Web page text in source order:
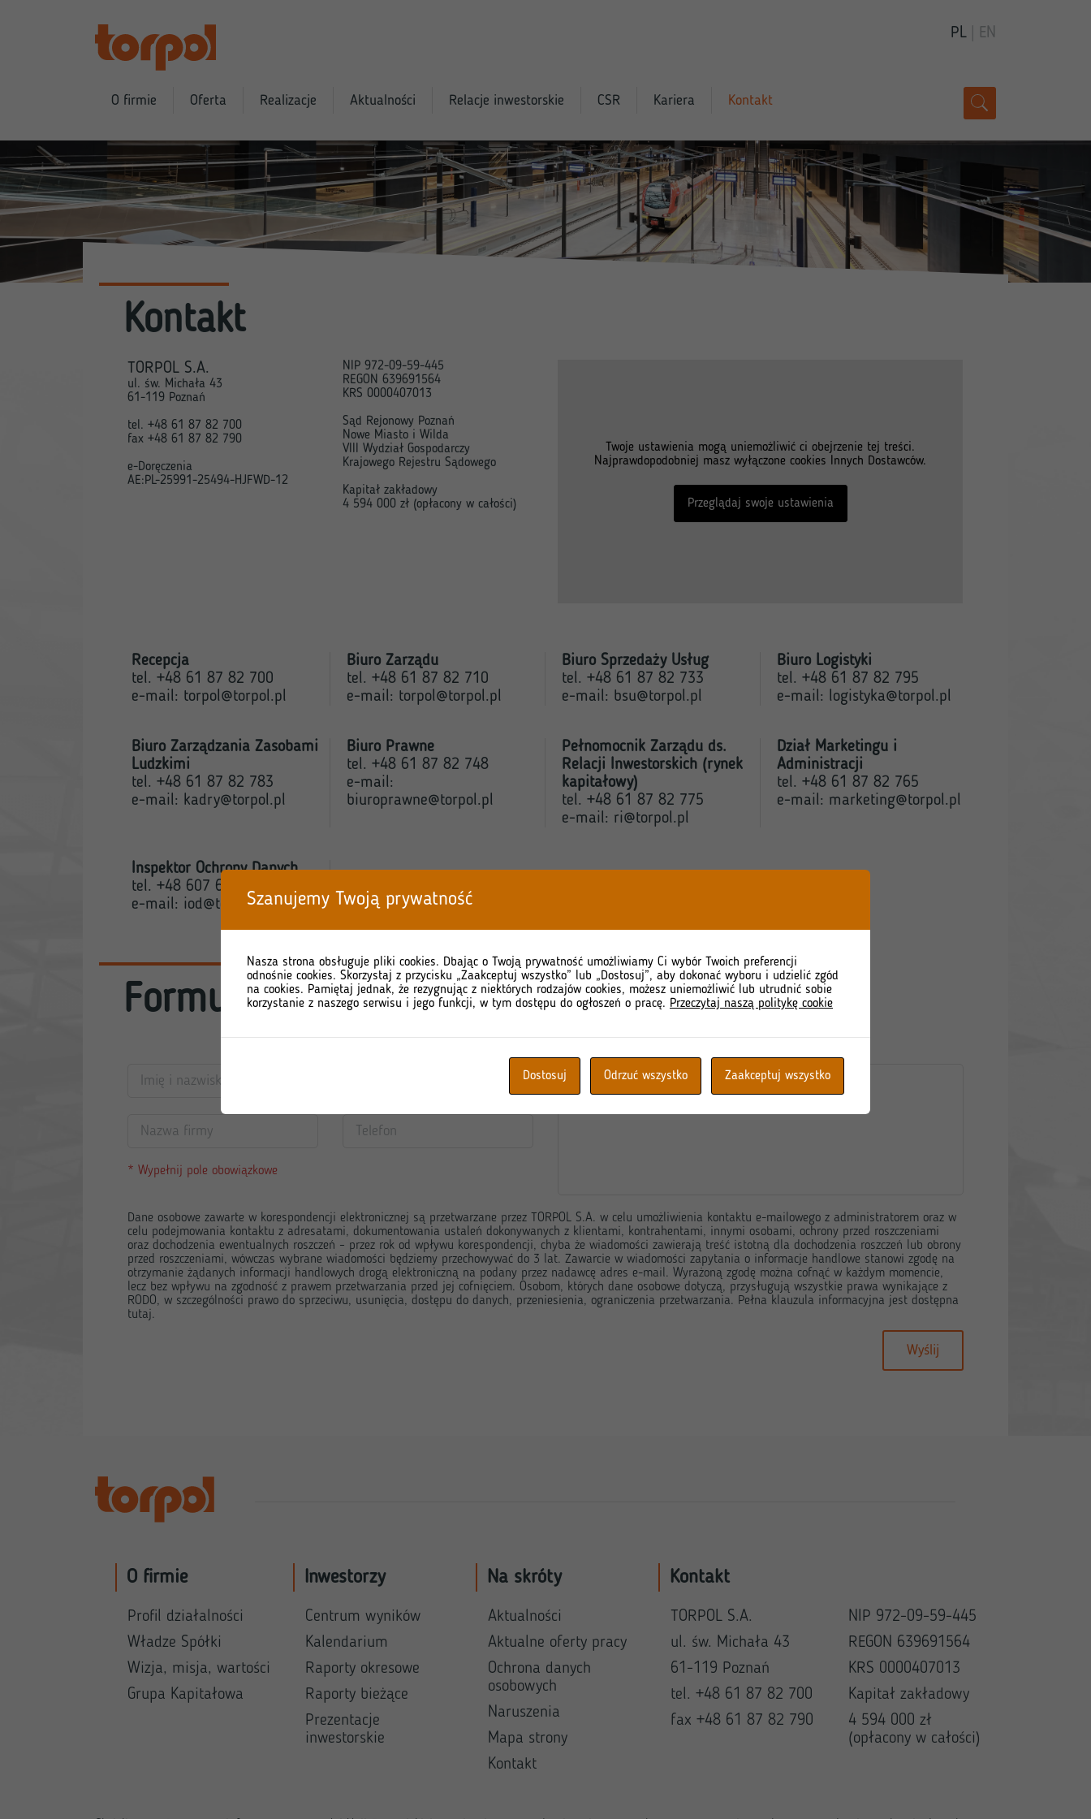
PL EN
O firmie Oferta Realizacje Aktualności Relacje inwestorskie CSR Kariera Kontakt
Kontakt
TORPOL S.A.
ul. św. Michała 43
61-119 Poznań
tel. +48 61 87 82 700
fax +48 61 87 82 790
e-Doręczenia
AE:PL-25991-25494-HJFWD-12
NIP 972-09-59-445
REGON 639691564
KRS 0000407013
Sąd Rejonowy Poznań
Nowe Miasto i Wilda
VIII Wydział Gospodarczy
Krajowego Rejestru Sądowego
Kapitał zakładowy
4 594 000 zł (opłacony w całości)
Twoje ustawienia mogą uniemożliwić ci obejrzenie tej treści.
Najprawdopodobniej masz wyłączone cookies Innych Dostawców.
Przeglądaj swoje ustawienia
Recepcja
tel. +48 61 87 82 700
e-mail: torpol@torpol.pl
Biuro Zarządu
tel. +48 61 87 82 710
e-mail: torpol@torpol.pl
Biuro Sprzedaży Usług
tel. +48 61 87 82 733
e-mail: bsu@torpol.pl
Biuro Logistyki
tel. +48 61 87 82 795
e-mail: logistyka@torpol.pl
Biuro Zarządzania Zasobami
Ludzkimi
tel. +48 61 87 82 783
e-mail: kadry@torpol.pl
Biuro Prawne
tel. +48 61 87 82 748
e-mail:
biuroprawne@torpol.pl
Pełnomocnik Zarządu ds.
Relacji Inwestorskich (rynek
kapitałowy)
tel. +48 61 87 82 775
e-mail: ri@torpol.pl
Dział Marketingu i
Administracji
tel. +48 61 87 82 765
e-mail: marketing@torpol.pl
Inspektor Ochrony Danych
tel. +48 607 617 654
e-mail: iod@torpol.pl
Formularz kontaktowy
* Wypełnij pole obowiązkowe
Dane osobowe zawarte w korespondencji elektronicznej są przetwarzane przez TORPOL S.A. w celu umożliwienia kontaktu e-mailowego z administratorem oraz w
celu podejmowania kontaktu z adresatami, dokumentowania ustaleń dokonywanych z klientami, kontrahentami, innymi osobami, ochrony przed roszczeniami
oraz dochodzenia ewentualnych roszczeń – przez rok od wpływu korespondencji, chyba że wiadomości zawierają treść istotną dla dochodzenia roszczeń lub obrony
przed roszczeniami, wówczas wybrane wiadomości będziemy przechowywać do 3 lat. Zawarcie w wiadomości zapytania o informacje handlowe stanowi zgodę na
otrzymanie żądanych informacji handlowych drogą elektroniczną na podany przez nadawcę adres e-mail. Wyrażoną zgodę można cofnąć w każdym momencie,
lecz bez wpływu na zgodność z prawem przetwarzania przed jej cofnięciem. Osobom, których dane osobowe dotyczą, przysługują wszystkie prawa wynikające z
RODO, w szczególności prawo do sprzeciwu, usunięcia, dostępu do danych, przeniesienia, ograniczenia przetwarzania. Pełna klauzula informacyjna jest dostępna
tutaj.
Wyślij
O firmie
Profil działalności
Władze Spółki
Wizja, misja, wartości
Grupa Kapitałowa
Inwestorzy
Centrum wyników
Kalendarium
Raporty okresowe
Raporty bieżące
Prezentacje
inwestorskie
Na skróty
Aktualności
Aktualne oferty pracy
Ochrona danych
osobowych
Naruszenia
Mapa strony
Kontakt
Kontakt
TORPOL S.A.
ul. św. Michała 43
61-119 Poznań
tel. +48 61 87 82 700
fax +48 61 87 82 790
NIP 972-09-59-445
REGON 639691564
KRS 0000407013
Kapitał zakładowy
4 594 000 zł
(opłacony w całości)
Szanujemy Twoją prywatność
Nasza strona obsługuje pliki cookies. Dbając o Twoją prywatność umożliwiamy Ci wybór Twoich preferencji
odnośnie cookies. Skorzystaj z przycisku „Zaakceptuj wszystko” lub „Dostosuj”, aby dokonać wyboru i udzielić zgód
na cookies. Pamiętaj jednak, że rezygnując z niektórych rodzajów cookies, możesz uniemożliwić lub utrudnić sobie
korzystanie z naszego serwisu i jego funkcji, w tym dostępu do ogłoszeń o pracę. Przeczytaj naszą politykę cookie
Dostosuj Odrzuć wszystko Zaakceptuj wszystko